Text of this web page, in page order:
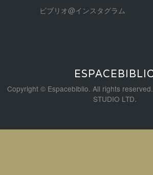
ビブリオ@インスタグラム
Copyright © Espacebiblio. All rights
STUDIO LTD.